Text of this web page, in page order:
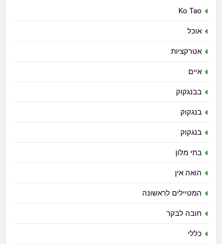
Ko Tao
אוכל
אטרקציות
איים
בבנגקוק
בנגקוק
בנגקוק
בתי מלון
הואה אין
המטיילים לראשונה
חובה לבקר
כללי